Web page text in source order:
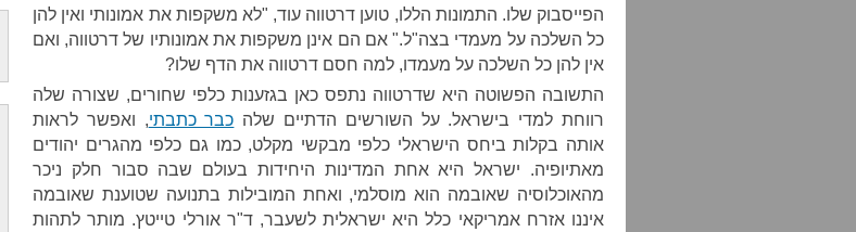
הפייסבוק שלו. התמונות הללו, טוען דרטווה עוד, "לא משקפות את אמונותי ואין להן
כל השלכה על מעמדי בצה"ל." אם הם אינן משקפות את אמונותיו של דרטווה, ואם
אין להן כל השלכה על מעמדו, למה חסם דרטווה את הדף שלו?
התשובה הפשוטה היא שדרטווה נתפס כאן בגזענות כלפי שחורים, שצורה שלה
רווחת למדי בישראל. על השורשים הדתיים שלה כבר כתבתי, ואפשר לראות
אותה בקלות ביחס הישראלי כלפי מבקשי מקלט, כמו גם כלפי מהגרים יהודים
מאתיופיה. ישראל היא אחת המדינות היחידות בעולם שבה סבור חלק ניכר
מהאוכלוסיה שאובמה הוא מוסלמי, ואחת המובילות בתנועה שטוענת שאובמה
איננו אזרח אמריקאי כלל היא ישראלית לשעבר, ד"ר אורלי טייטץ. מותר לתהות